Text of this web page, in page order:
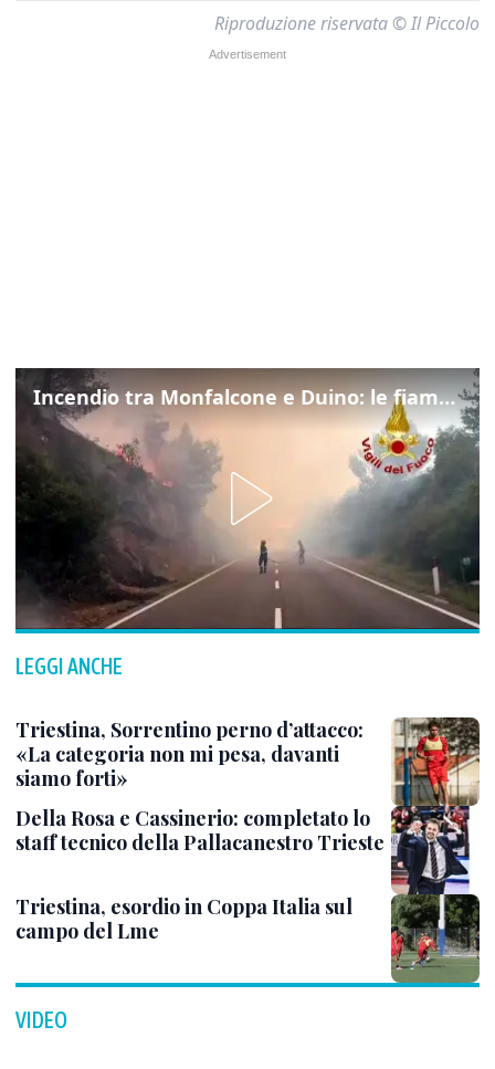
Riproduzione riservata © Il Piccolo
Incendio tra Monfalcone e Duino: le fiamme lambiscono la strada
LEGGI ANCHE
Triestina, Sorrentino perno d’attacco:
«La categoria non mi pesa, davanti
siamo forti»
Della Rosa e Cassinerio: completato lo
staff tecnico della Pallacanestro Trieste
Triestina, esordio in Coppa Italia sul
campo del Lme
VIDEO